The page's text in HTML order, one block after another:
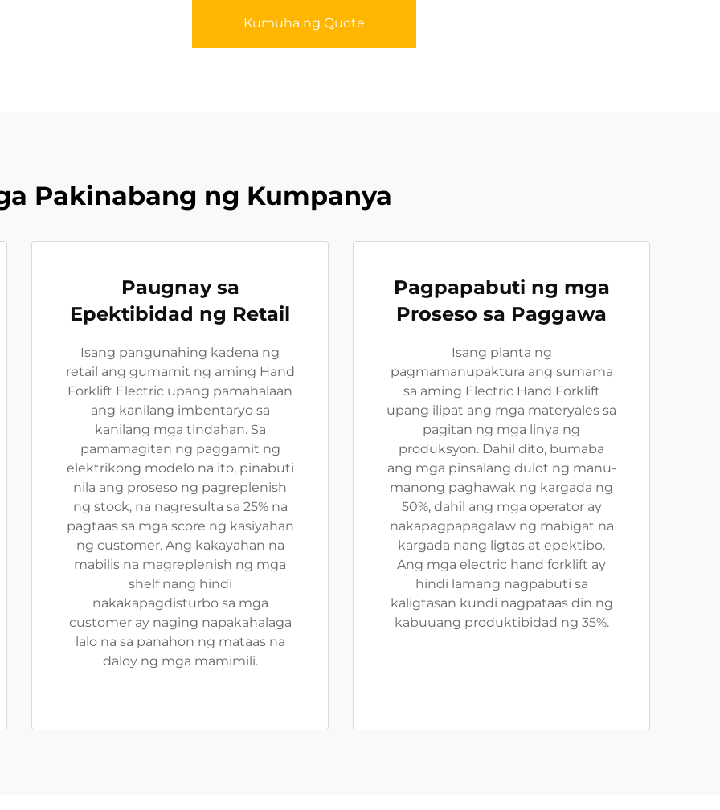
Kumuha ng Quote
Pakinabang ng Kumpanya
Paugnay sa
Epektibidad ng Retail
Isang pangunahing kadena ng
retail ang gumamit ng aming Hand
Forklift Electric upang pamahalaan
ang kanilang imbentaryo sa
kanilang mga tindahan. Sa
pamamagitan ng paggamit ng
elektrikong modelo na ito, pinabuti
nila ang proseso ng pagreplenish
ng stock, na nagresulta sa 25% na
pagtaas sa mga score ng kasiyahan
ng customer. Ang kakayahan na
mabilis na magreplenish ng mga
shelf nang hindi
nakakapagdisturbo sa mga
customer ay naging napakahalaga
lalo na sa panahon ng mataas na
daloy ng mga mamimili.
Pagpapabuti ng mga
Proseso sa Paggawa
Isang planta ng
pagmamanupaktura ang sumama
sa aming Electric Hand Forklift
upang ilipat ang mga materyales sa
pagitan ng mga linya ng
produksyon. Dahil dito, bumaba
ang mga pinsalang dulot ng manu-
manong paghawak ng kargada ng
50%, dahil ang mga operator ay
nakapagpapagalaw ng mabigat na
kargada nang ligtas at epektibo.
Ang mga electric hand forklift ay
hindi lamang nagpabuti sa
kaligtasan kundi nagpataas din ng
kabuuang produktibidad ng 35%.